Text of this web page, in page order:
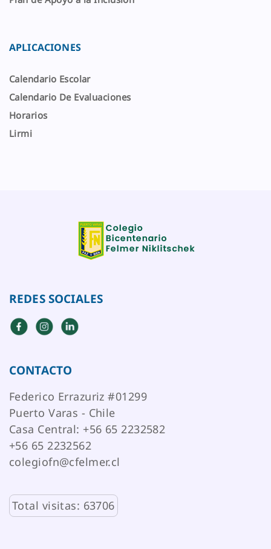
APLICACIONES
Calendario Escolar
Calendario De Evaluaciones
Horarios
Lirmi
REDES SOCIALES
CONTACTO
Federico Errazuriz #01299
Puerto Varas - Chile
Casa Central: +56 65 2232582
+56 65 2232562
colegiofn@cfelmer.cl
Total visitas: 63706